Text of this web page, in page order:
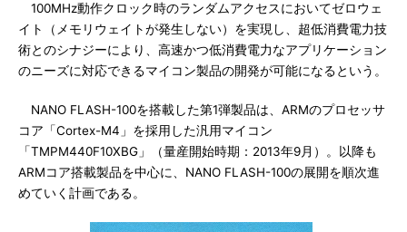
100MHz動作クロック時のランダムアクセスにおいてゼロウェ
イト（メモリウェイトが発生しない）を実現し、超低消費電力技
術とのシナジーにより、高速かつ低消費電力なアプリケーション
のニーズに対応できるマイコン製品の開発が可能になるという。
NANO FLASH-100を搭載した第1弾製品は、ARMのプロセッサ
コア「Cortex-M4」を採用した汎用マイコン
「TMPM440F10XBG」（量産開始時期：2013年9月）。以降も
ARMコア搭載製品を中心に、NANO FLASH-100の展開を順次進
めていく計画である。